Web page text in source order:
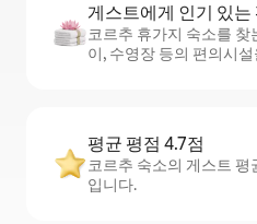
게스트에게 인기 있는
코르추 휴가지 숙소를
이, 수영장 등의 편의시
평균 평점 4.7점
코르추 숙소의 게스트 평
입니다.